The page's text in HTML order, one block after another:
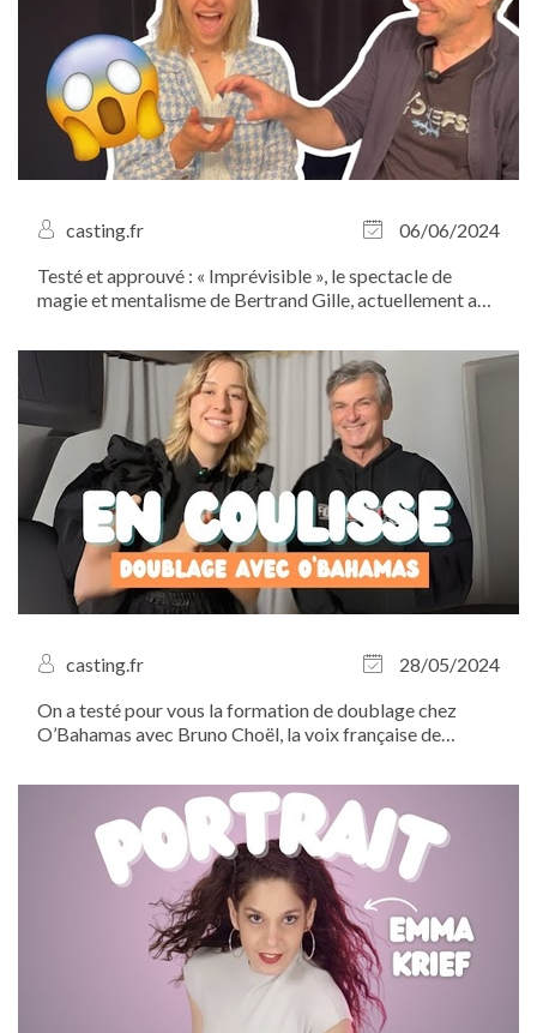
casting.fr
06/06/2024
Testé et approuvé : « Imprévisible », le spectacle de
magie et mentalisme de Bertrand Gille, actuellement au
casting.fr
28/05/2024
On a testé pour vous la formation de doublage chez
O’Bahamas avec Bruno Choël, la voix française de
mobilise contre l’utilisation de l’intelligence artificielle,
Casting.fr tient a apporter...